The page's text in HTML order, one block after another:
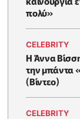
πολύ»
CELEBRITY
Η Άννα
την μπάντα
(Βίντεο)
CELEBRITY